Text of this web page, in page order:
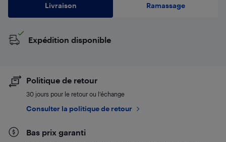
Livraison Ramassage
Expédition disponible
Politique de retour
30 jours pour le retour ou l’échange
Consulter la politique de retour
Bas prix garanti